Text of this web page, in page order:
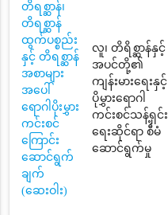
တိရစ္ဆာန်၊
တိရစ္ဆာန်
ထွက်ပစ္စည်း
နှင့် တိရစ္ဆာန်
အစာများ
အပေါ်
ရောဂါပိုးမွှား
ကင်းစင်
ကြောင်း
ဆောင်ရွက်
ချက်
(ဆေးဝါး)
လူ၊ တိရိစ္ဆာန်နှင့်
အပင်တို့၏
ကျန်းမားရေးနှင့်
ပိုမွှားရောဂါ
ကင်းစင်သန့်ရှင်း
ရေးဆိုင်ရာ စီမံ
ဆောင်ရွက်မှု